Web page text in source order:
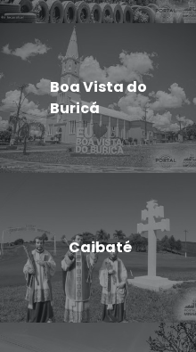
Boa Vista do
Buricá
Caibaté